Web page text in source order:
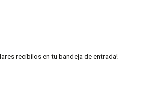
recibilos en tu bandeja de entrada!